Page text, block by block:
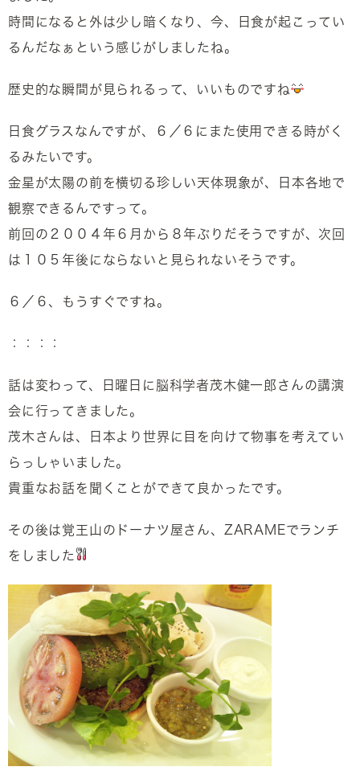
時間になると外は少し暗くなり、今、日食が起こってい
るんだなぁという感じがしましたね。
歴史的な瞬間が見られるって、いいものですね
日食グラスなんですが、６／６にまた使用できる時がく
るみたいです。
金星が太陽の前を横切る珍しい天体現象が、日本各地で
観察できるんですって。
前回の２００４年６月から８年ぶりだそうですが、次回
は１０５年後にならないと見られないそうです。
６／６、もうすぐですね。
：：：：
話は変わって、日曜日に脳科学者茂木健一郎さんの講演
会に行ってきました。
茂木さんは、日本より世界に目を向けて物事を考えてい
らっしゃいました。
貴重なお話を聞くことができて良かったです。
その後は覚王山のドーナツ屋さん、ZARAMEでランチ
をしました